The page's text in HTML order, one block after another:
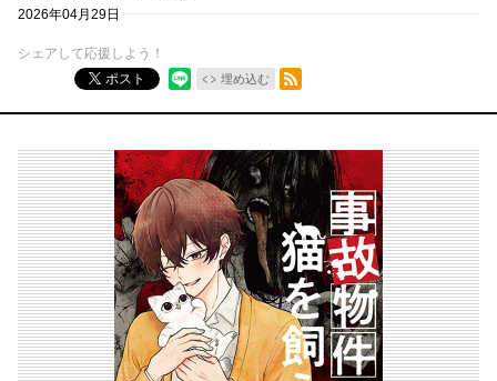
2026年04月29日
シェアして応援しよう！
ポスト
埋め込む
RSSフィード